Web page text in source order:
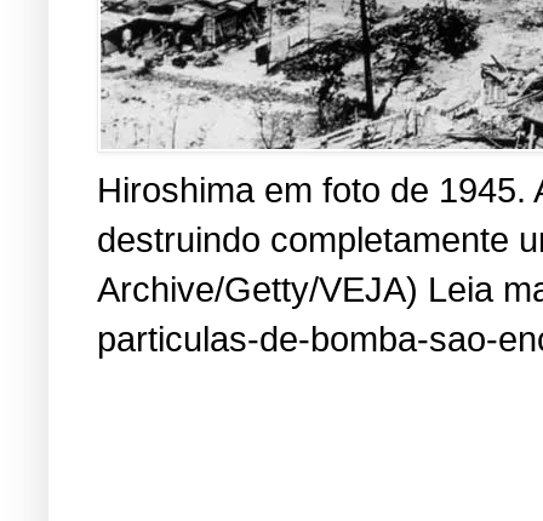
Hiroshima em foto de
destruindo completamente
Archive/Getty/VEJA) Leia
particulas-de-bomba-sao-